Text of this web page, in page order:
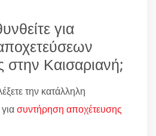
για
στην Καισαριανή;
την κατάλληλη
συντήρηση αποχέτευσης